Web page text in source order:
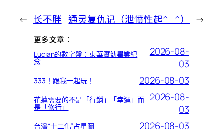
← 长不胖 通灵复仇记（泄愤性起^_^） →
更多文章：
Lucian的數字盤：東華實幼畢業紀
念
2026-08-
03
333！跟我一起玩！ 2026-08-03
花蓮需要的不是「行銷」「幸運」而
是「修行」
2026-08-
03
台灣“十二化”占星圖 2026-08-03